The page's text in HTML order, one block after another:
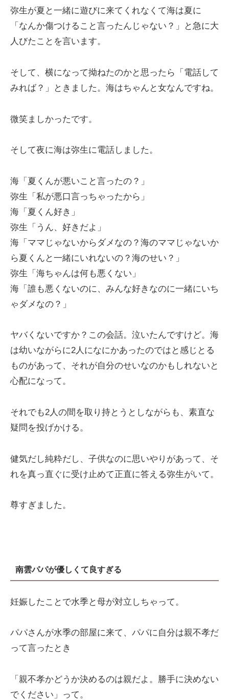
弥生が夏と一緒に遊びに来てくれなくて海は夏に
「なんか傷つけること言ったんじゃない？」と急に大
人びたことを言います。
そして、横になって拗ねたのかと思ったら「電話して
みれば？」ときました。海はちゃんと女なんですね。
微笑ましかったです。
そして夜に海は弥生に電話しました。
海「夏くんが悪いこと言ったの？」
弥生「私が悪口言っちゃったから」
海「夏くん好き」
弥生「うん、好きだよ」
海「ママじゃないからダメなの？海のママじゃないか
ら夏くんと一緒にいれないの？海のせい？」
弥生「海ちゃんは何も悪くない」
海「誰も悪くないのに、みんな好きなのに一緒にいち
ゃダメなの？」
ヤバくないですか？この会話。泣いたんですけど。海
は幼いながらに2人になにかあったのではと感じとる
ものがあって、それが自分のせいなのかもしれないと
心配になって。
それでも2人の間を取り持とうとしながらも、素直な
疑問を投げかける。
健気だし純粋だし、子供なのに思いやりがあって、そ
れを真っ直ぐに受け止めて正直に答える弥生がいて。
尊すぎました。
南雲パパが優しくて良すぎる
妊娠したことで水季と母が対立しちゃって。
パパさんが水季の部屋に来て、パパに自分は親不孝だ
って言ったとき
「親不孝かどうか決めるのは親だよ。勝手に決めない
でください」って。